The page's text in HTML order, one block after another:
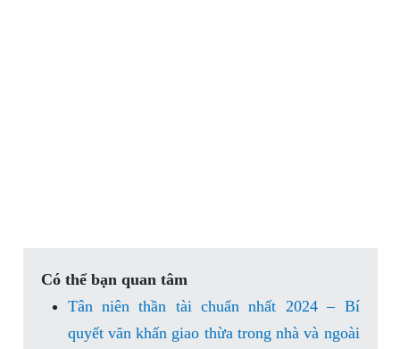
Có thể bạn quan tâm
Tân niên thần tài chuẩn nhất 2024 – Bí
quyết văn khấn giao thừa trong nhà và ngoài